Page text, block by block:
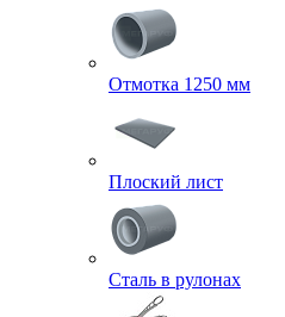
Отмотка 1250 мм
Плоский лист
Сталь в рулонах